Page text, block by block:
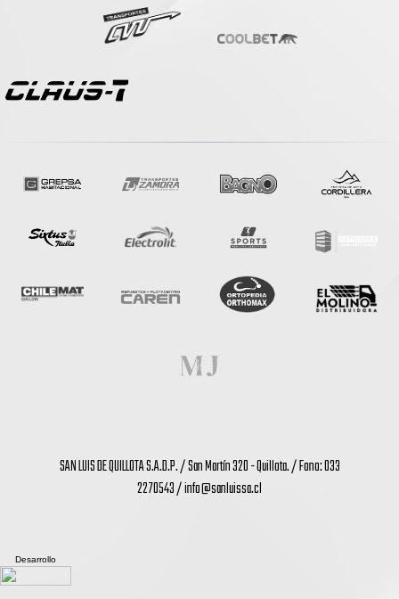
SAN LUIS DE QUILLOTA S.A.D.P. / San Martín 320 - Quillota. / Fono: 033
2270543 /info@sanluissa.cl
Desarrollo